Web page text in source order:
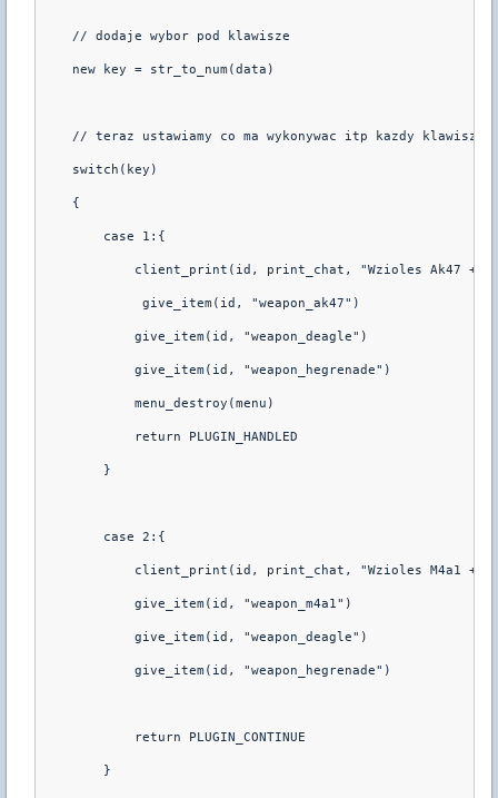
    // dodaje wybor pod klawisze
    new key = str_to_num(data)
    // teraz ustawiamy co ma wykonywac itp kazdy klawisz
    switch(key)
    {
        case 1:{
client_print(id, print_chat, "Wzioles Ak47 +
             give_item(id, "weapon_ak47")
	    give_item(id, "weapon_deagle")
	    give_item(id, "weapon_hegrenade")
            menu_destroy(menu)
            return PLUGIN_HANDLED
        }
        case 2:{
client_print(id, print_chat, "Wzioles M4a1 +
	    give_item(id, "weapon_m4a1")
	    give_item(id, "weapon_deagle")
	    give_item(id, "weapon_hegrenade")
            return PLUGIN_CONTINUE
        }